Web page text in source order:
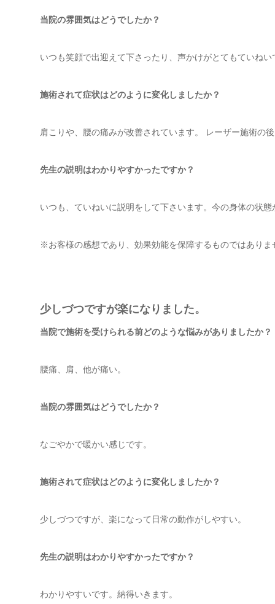
当院の雰囲気はどうでしたか？
いつも笑顔で出迎えて下さったり、声かけがとてもていね
施術されて症状はどのように変化しましたか？
肩こりや、腰の痛みが改善されています。 レーザー施術の
先生の説明はわかりやすかったですか？
いつも、ていねいに説明をして下さいます。今の身体の状
※お客様の感想であり、効果効能を保障するものではありま
少しづつですが楽になりました。
当院で施術を受けられる前どのような悩みがありましたか？
腰痛、肩、他が痛い。
当院の雰囲気はどうでしたか？
なごやかで暖かい感じです。
施術されて症状はどのように変化しましたか？
少しづつですが、楽になって日常の動作がしやすい。
先生の説明はわかりやすかったですか？
わかりやすいです。納得いきます。